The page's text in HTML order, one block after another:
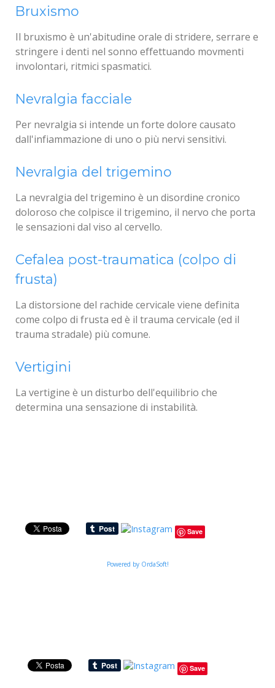
Bruxismo
Il bruxismo è un'abitudine orale di stridere, serrare e
stringere i denti nel sonno effettuando movmenti
involontari, ritmici spasmatici.
Nevralgia facciale
Per nevralgia si intende un forte dolore causato
dall'infiammazione di uno o più nervi sensitivi.
Nevralgia del trigemino
La nevralgia del trigemino è un disordine cronico
doloroso che colpisce il trigemino, il nervo che porta
le sensazioni dal viso al cervello.
Cefalea post-traumatica (colpo di
frusta)
La distorsione del rachide cervicale viene definita
come colpo di frusta ed è il trauma cervicale (ed il
trauma stradale) più comune.
Vertigini
La vertigine è un disturbo dell'equilibrio che
determina una sensazione di instabilità.
Save
Powered by OrdaSoft!
Save